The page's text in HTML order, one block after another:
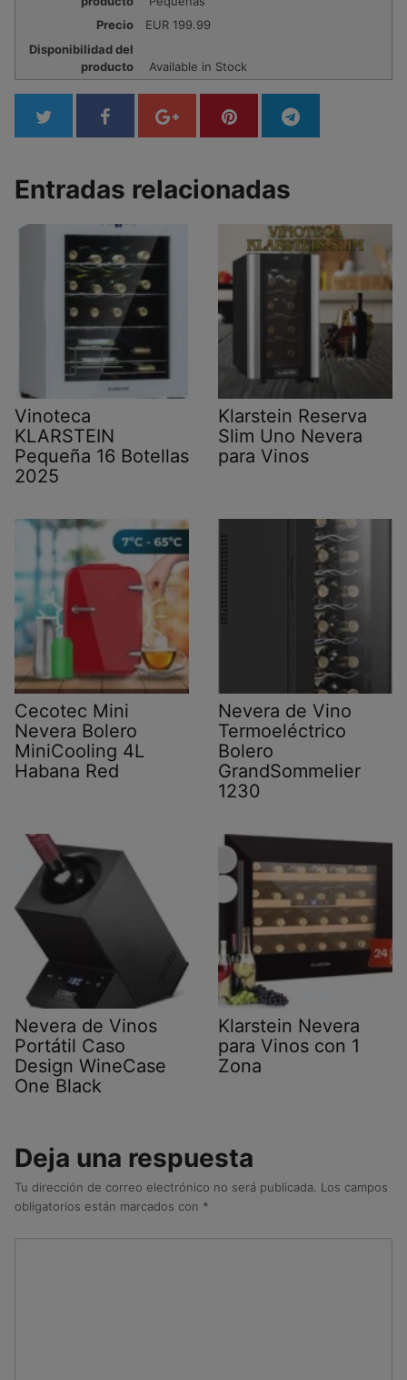
Precio
EUR 199.99
Disponibilidad del
producto
Available in Stock
Entradas relacionadas
Vinoteca
KLARSTEIN
Pequeña 16 Botellas
2025
Klarstein Reserva
Slim Uno Nevera
para Vinos
Cecotec Mini
Nevera Bolero
MiniCooling 4L
Habana Red
Nevera de Vino
Termoeléctrico
Bolero
GrandSommelier
1230
Nevera de Vinos
Portátil Caso
Design WineCase
One Black
Klarstein Nevera
para Vinos con 1
Zona
Deja una respuesta
Tu dirección de correo electrónico no será publicada. Los campos
obligatorios están marcados con *